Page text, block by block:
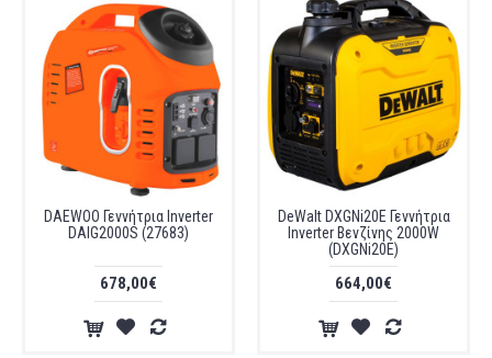
DAEWOO Γεννήτρια Inverter
DAIG2000S (27683)
678,00€
DeWalt DXGNi20E Γεννήτρια
Inverter Βενζίνης 2000W
(DXGNi20E)
664,00€